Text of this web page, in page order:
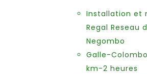
Installation et
Regal Reseau
Negombo
Galle-
km-2 heures